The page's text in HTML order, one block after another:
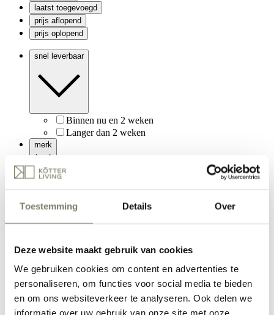
Toestemming Details Over
Deze website maakt gebruik van cookies
We gebruiken cookies om content en advertenties te
personaliseren, om functies voor social media te bieden
en om ons websiteverkeer te analyseren. Ook delen we
informatie over uw gebruik van onze site met onze
laatst toegevoegd
prijs aflopend
prijs oplopend
snel leverbaar
Binnen nu en 2 weken
Langer dan 2 weken
merk
Light & Living
Passe Partout
WR-Inspired
sorteer
populariteit
laatst toegevoegd